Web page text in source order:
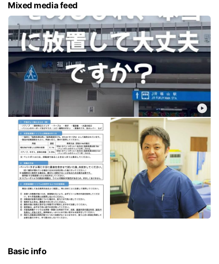
Mixed media feed
Basic info